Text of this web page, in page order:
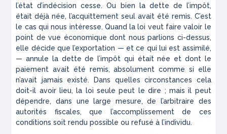
l’état d’indécision cesse. Ou bien la dette de l’impôt,
était déjà née, l’acquittement seul avait été remis. C’est
le cas qui nous intéresse. Quand la loi veut faire valoir le
point de vue économique dont nous parlions ci-dessus,
elle décide que l’exportation — et ce qui lui est assimilé,
— annule la dette de l’impôt qui était née et dont le
paiement avait été remis, absolument comme si elle
n’avait jamais existé. Dans quelles cir­constances cela
doit-il avoir lieu, la loi seule peut le dire ; mais il peut
dépendre, dans une large mesure, de l’arbitraire des
autorités fiscales, que l’accomplisse­ment de ces
conditions soit rendu possible ou refusé à l’individu.